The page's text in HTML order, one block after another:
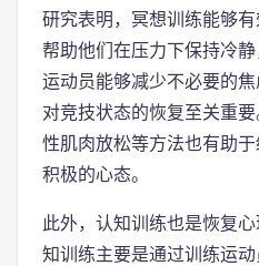
研究表明，冥想训练能够有
帮助他们在压力下保持冷静
运动员能够减少不必要的
对竞技状态的恢复至关重
性肌肉放松等方法也有助
积极的心态。
此外，认知训练也是恢复
知训练主要是通过训练运